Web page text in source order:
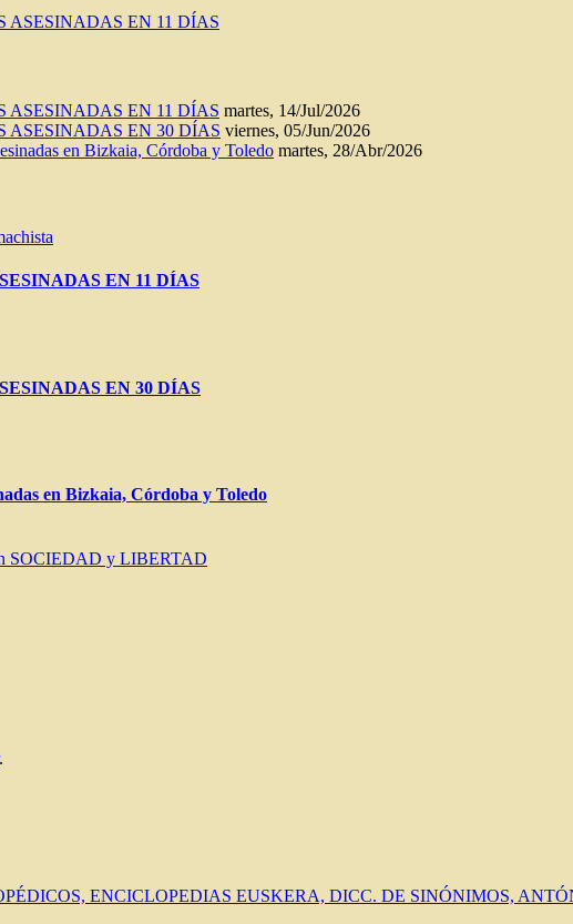
ASESINADAS EN 11 DÍAS
ASESINADAS EN 11 DÍAS martes, 14/Jul/2026
ASESINADAS EN 30 DÍAS viernes, 05/Jun/2026
en Bizkaia, Córdoba y Toledo martes, 28/Abr/2026
EN 11 DÍAS
EN 30 DÍAS
en Bizkaia, Córdoba y Toledo
SOCIEDAD y LIBERTAD
.
ENCICLOPEDIAS EUSKERA, DICC. DE SINÓNIMOS,